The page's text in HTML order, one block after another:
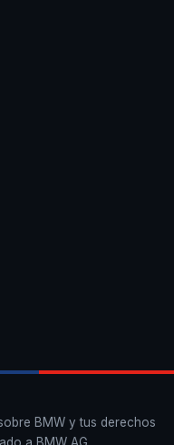
BMW y tus derechos